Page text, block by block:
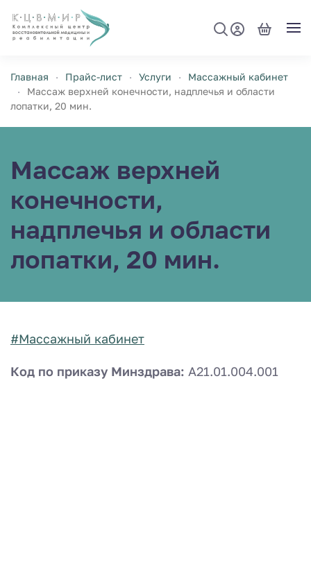
Перейти к содержимому
Главная Прайс-лист Услуги
Массажный кабинет
Массаж верхней конечности, надплечья и области
лопатки, 20 мин.
Массаж верхней
конечности,
надплечья и области
лопатки, 20 мин.
#Массажный кабинет
Код по приказу Минздрава: A21.01.004.001